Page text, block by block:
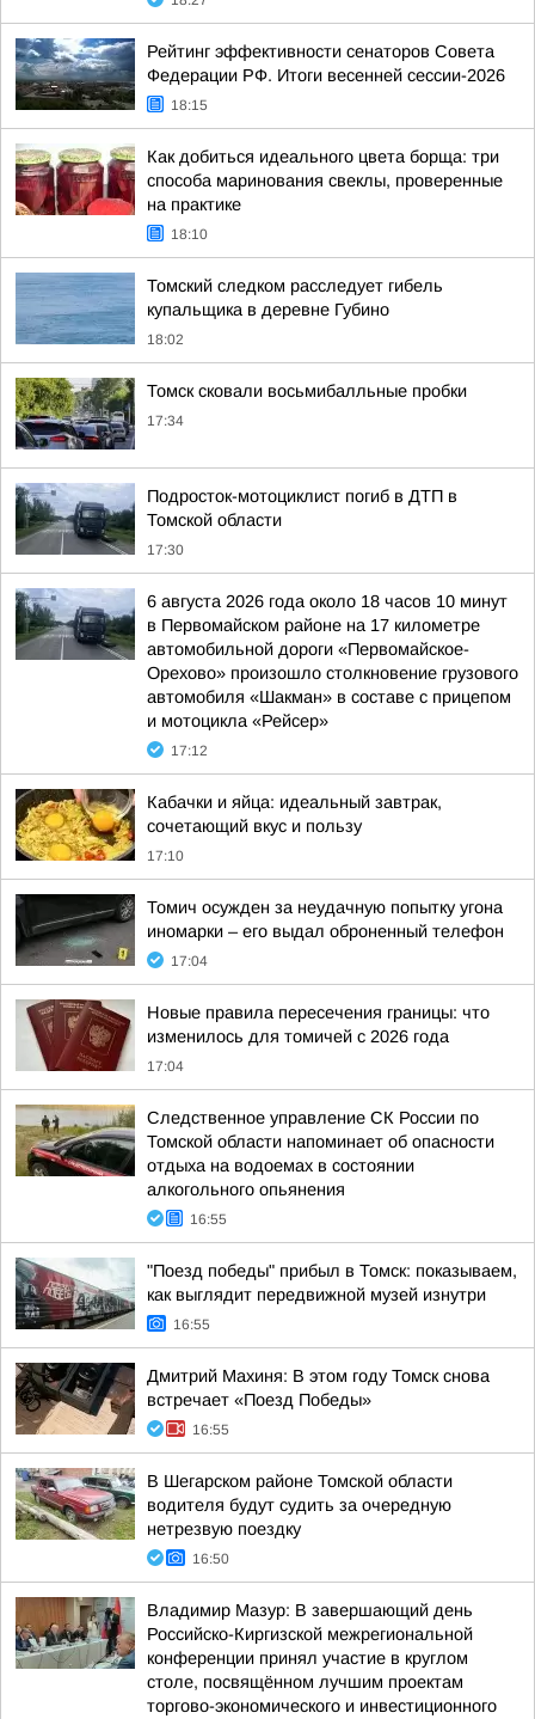
Рейтинг эффективности сенаторов Совета
Федерации РФ. Итоги весенней сессии-2026
18:15
Как добиться идеального цвета борща: три
способа маринования свеклы, проверенные
на практике
18:10
Томский следком расследует гибель
купальщика в деревне Губино
18:02
Томск сковали восьмибалльные пробки
17:34
Подросток-мотоциклист погиб в ДТП в
Томской области
17:30
6 августа 2026 года около 18 часов 10 минут
в Первомайском районе на 17 километре
автомобильной дороги «Первомайское-
Орехово» произошло столкновение грузового
автомобиля «Шакман» в составе с прицепом
и мотоцикла «Рейсер»
17:12
Кабачки и яйца: идеальный завтрак,
сочетающий вкус и пользу
17:10
Томич осужден за неудачную попытку угона
иномарки – его выдал оброненный телефон
17:04
Новые правила пересечения границы: что
изменилось для томичей с 2026 года
17:04
Следственное управление СК России по
Томской области напоминает об опасности
отдыха на водоемах в состоянии
алкогольного опьянения
16:55
"Поезд победы" прибыл в Томск: показываем,
как выглядит передвижной музей изнутри
16:55
Дмитрий Махиня: В этом году Томск снова
встречает «Поезд Победы»
16:55
В Шегарском районе Томской области
водителя будут судить за очередную
нетрезвую поездку
16:50
Владимир Мазур: В завершающий день
Российско-Киргизской межрегиональной
конференции принял участие в круглом
столе, посвящённом лучшим проектам
торгово-экономического и инвестиционного